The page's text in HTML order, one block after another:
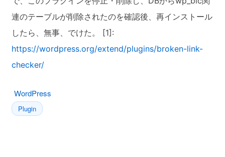
連のテーブルが削除されたのを確認後、再インストール
したら、無事、でけた。 [1]:
https://wordpress.org/extend/plugins/broken-link-
checker/
WordPress
Plugin